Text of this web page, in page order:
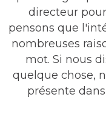
directeur
pensons que
nombreuses
mot. Si nous
quelque chose,
présente